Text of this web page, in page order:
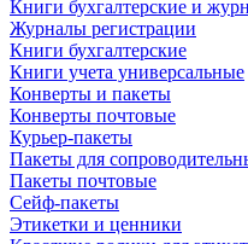
Книги бухгалтерские и
Журналы регистрации
Книги бухгалтерские
Книги учета универсальные
Конверты и пакеты
Конверты почтовые
Курьер-пакеты
Пакеты для
Пакеты почтовые
Сейф-пакеты
Этикетки и ценники